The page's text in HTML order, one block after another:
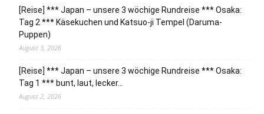
[Reise] *** Japan – unsere 3 wöchige Rundreise *** Osaka:
Tag 2 *** Käsekuchen und Katsuo-ji Tempel (Daruma-
Puppen)
August 3, 2026
[Reise] *** Japan – unsere 3 wöchige Rundreise *** Osaka:
Tag 1 *** bunt, laut, lecker…
August 2, 2026